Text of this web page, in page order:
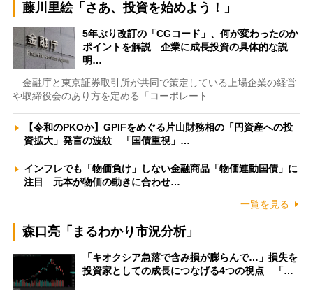
藤川里絵「さあ、投資を始めよう！」
5年ぶり改訂の「CGコード」、何が変わったのか
ポイントを解説 企業に成長投資の具体的な説
明…
金融庁と東京証券取引所が共同で策定している上場企業の経営
や取締役会のあり方を定める「コーポレート…
【令和のPKOか】GPIFをめぐる片山財務相の「円資産への投
資拡大」発言の波紋 「国債重視」…
インフレでも「物価負け」しない金融商品「物価連動国債」に
注目 元本が物価の動きに合わせ…
一覧を見る
森口亮「まるわかり市況分析」
「キオクシア急落で含み損が膨らんで…」損失を
投資家としての成長につなげる4つの視点 「…